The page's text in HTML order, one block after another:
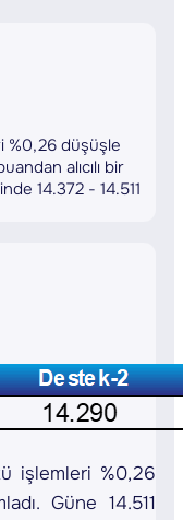
%0,26 düşüşle
alıcılı bir
14.372 - 14.511
işlemleri %0,26
Güne 14.511